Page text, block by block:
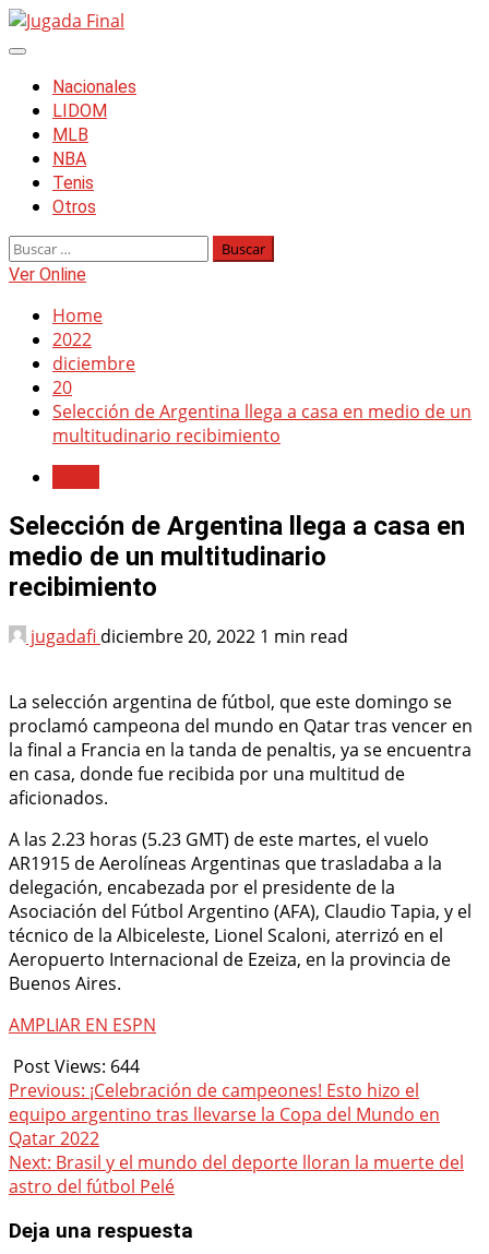
Skip
to
Primary
MenuNacionales
LIDOM
MLB
NBA
Tenis
Otros
Buscar:
Ver Online
Home
2022
diciembre
20
Selección de Argentina llega a casa en medio de un
multitudinario recibimiento
Selección de Argentina llega a casa en
medio de un multitudinario
recibimiento
jugadafi diciembre 20, 2022 1 min read
La selección argentina de fútbol, que este domingo se
proclamó campeona del mundo en Qatar tras vencer en
la final a Francia en la tanda de penaltis, ya se encuentra
en casa, donde fue recibida por una multitud de
aficionados.
A las 2.23 horas (5.23 GMT) de este martes, el vuelo
AR1915 de Aerolíneas Argentinas que trasladaba a la
delegación, encabezada por el presidente de la
Asociación del Fútbol Argentino (AFA), Claudio Tapia, y el
técnico de la Albiceleste, Lionel Scaloni, aterrizó en el
Aeropuerto Internacional de Ezeiza, en la provincia de
Buenos Aires.
AMPLIAR EN ESPN
Post Views: 644
Continue
Reading
Previous: ¡Celebración de campeones! Esto hizo el
equipo argentino tras llevarse la Copa del Mundo en
Qatar 2022
Next: Brasil y el mundo del deporte lloran la muerte del
astro del fútbol Pelé
Deja una respuesta